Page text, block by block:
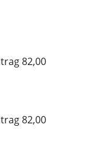
82,00
82,00